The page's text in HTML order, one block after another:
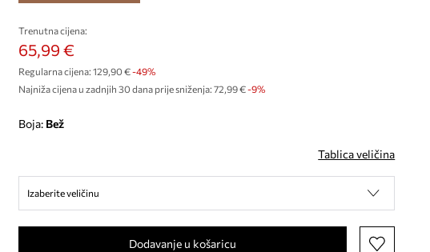
Trenutna cijena:
65,99 €
Regularna cijena: 129,90 €-49%
Najniža cijena u zadnjih 30 dana prije sniženja: 72,99 € -9%
Boja: bež
Tablica veličina
Izaberite veličinu
Dodavanje u košaricu